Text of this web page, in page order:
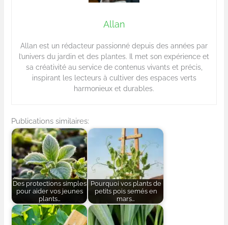
Allan
Allan est un rédacteur passionné depuis des années par
l’univers du jardin et des plantes. Il met son expérience et
sa créativité au service de contenus vivants et précis,
inspirant les lecteurs à cultiver des espaces verts
harmonieux et durables.
Publications similaires:
Des protections simples
pour aider vos jeunes
plants…
Pourquoi vos plants de
petits pois semés en
mars…